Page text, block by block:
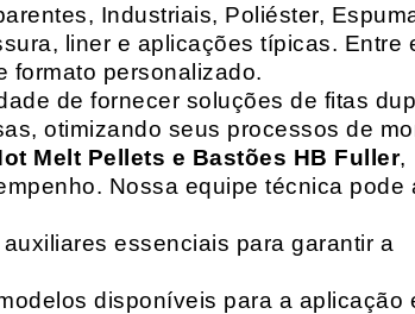
Industriais, Poliéster,
liner e aplicações típicas. Entre
formato personalizado.
de fornecer soluções de fitas
otimizando seus processos de
Melt Pellets e Bastões HB Fuller,
Nossa equipe técnica pode
essenciais para garantir a
disponíveis para a aplicação